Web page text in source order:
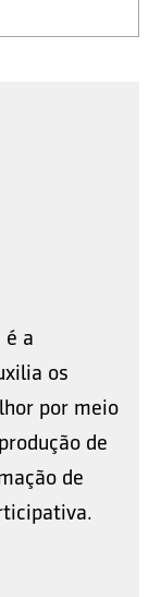
é a
os
por meio
de
de